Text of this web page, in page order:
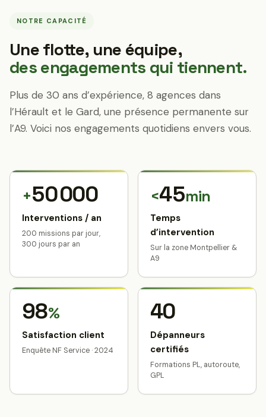
NOTRE CAPACITÉ
Une flotte, une équipe,
des engagements qui tiennent.
Plus de 30 ans d’expérience, 8 agences dans
l’Hérault et le Gard, une présence permanente sur
l’A9. Voici nos engagements quotidiens envers vous.
+50 000
Interventions / an
200 missions par jour,
300 jours par an
<45min
Temps
d’intervention
Sur la zone Montpellier &
A9
98%
Satisfaction client
Enquête NF Service · 2024
40
Dépanneurs
certifiés
Formations PL, autoroute,
GPL